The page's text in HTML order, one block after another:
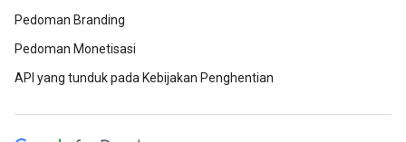
Pedoman Branding
Pedoman Monetisasi
API yang tunduk pada Kebijakan Penghentian